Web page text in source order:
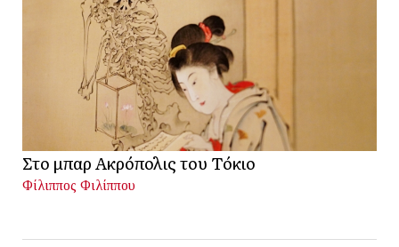
Στο μπαρ Ακρόπολις του Τόκιο
Φίλιππος Φιλίππου